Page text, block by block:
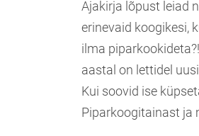
Ajakirja lõpust leiad
erinevaid koogikesi,
ilma
aastal on lettidel
Kui soovid ise
Piparkoogitainast ja